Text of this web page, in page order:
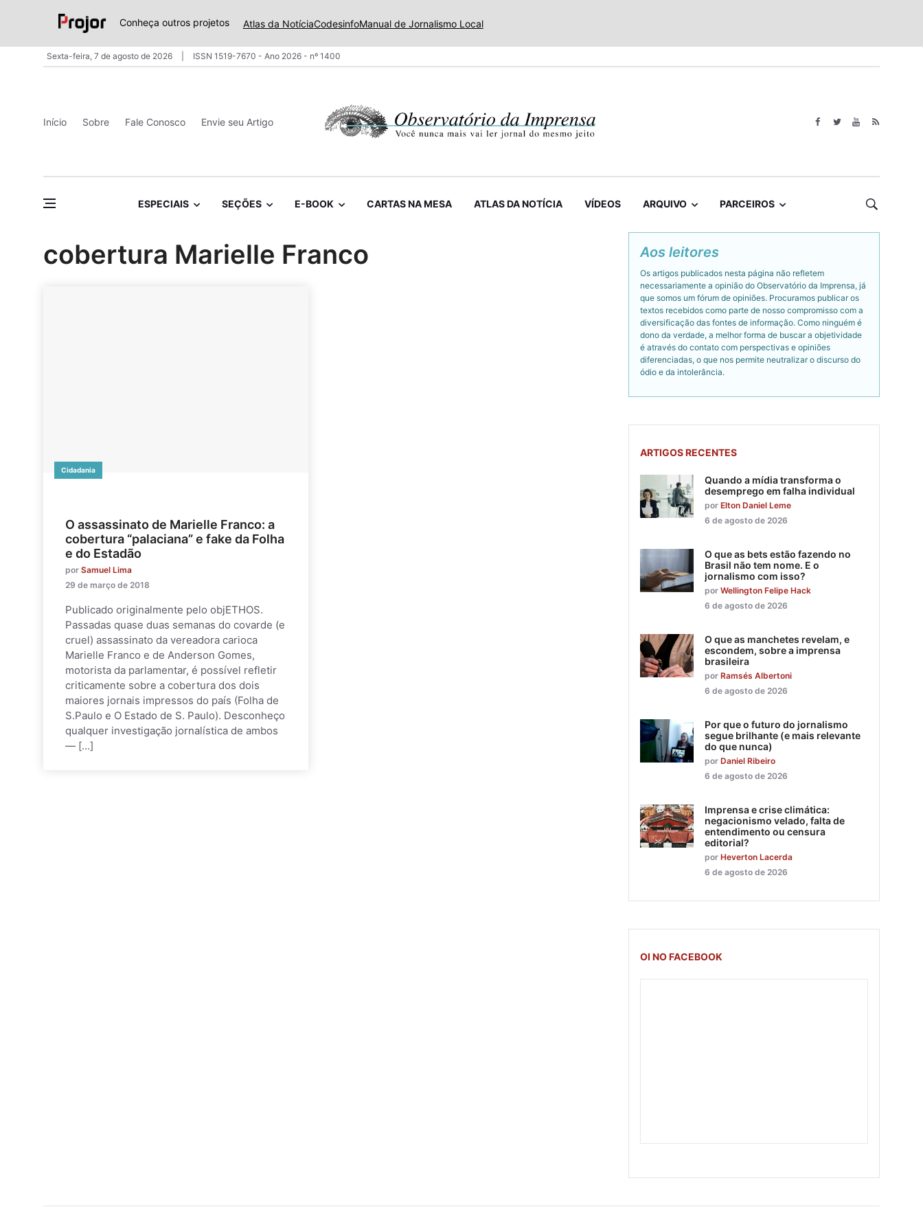
Conheça outros projetos Atlas da NotíciaCodesinfoManual de Jornalismo Local
Sexta-feira, 7 de agosto de 2026 ISSN 1519-7670 - Ano 2026 - nº 1400
Início Sobre Fale Conosco Envie seu Artigo
ESPECIAIS SEÇÕES E-BOOK CARTAS NA MESA ATLAS DA NOTÍCIA VÍDEOS ARQUIVO PARCEIROS
cobertura Marielle Franco
Cidadania
O assassinato de Marielle Franco: a
cobertura “palaciana” e fake da Folha
e do Estadão
por Samuel Lima
29 de março de 2018
Publicado originalmente pelo objETHOS.
Passadas quase duas semanas do covarde (e
cruel) assassinato da vereadora carioca
Marielle Franco e de Anderson Gomes,
motorista da parlamentar, é possível refletir
criticamente sobre a cobertura dos dois
maiores jornais impressos do país (Folha de
S.Paulo e O Estado de S. Paulo). Desconheço
qualquer investigação jornalística de ambos
— […]
Aos leitores
Os artigos publicados nesta página não refletem
necessariamente a opinião do Observatório da Imprensa, já
que somos um fórum de opiniões. Procuramos publicar os
textos recebidos como parte de nosso compromisso com a
diversificação das fontes de informação. Como ninguém é
dono da verdade, a melhor forma de buscar a objetividade
é através do contato com perspectivas e opiniões
diferenciadas, o que nos permite neutralizar o discurso do
ódio e da intolerância.
ARTIGOS RECENTES
Quando a mídia transforma o
desemprego em falha individual
por Elton Daniel Leme
6 de agosto de 2026
O que as bets estão fazendo no
Brasil não tem nome. E o
jornalismo com isso?
por Wellington Felipe Hack
6 de agosto de 2026
O que as manchetes revelam, e
escondem, sobre a imprensa
brasileira
por Ramsés Albertoni
6 de agosto de 2026
Por que o futuro do jornalismo
segue brilhante (e mais relevante
do que nunca)
por Daniel Ribeiro
6 de agosto de 2026
Imprensa e crise climática:
negacionismo velado, falta de
entendimento ou censura
editorial?
por Heverton Lacerda
6 de agosto de 2026
OI NO FACEBOOK